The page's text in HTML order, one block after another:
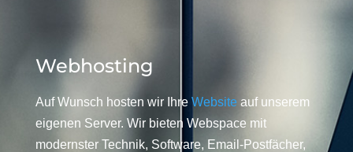
Webhosting
Auf Wunsch hosten wir Ihre Website auf unserem
eigenen Server. Wir bieten Webspace mit
modernster Technik, Software, Email-Postfächer,